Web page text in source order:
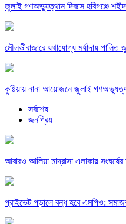
জুলাই গণঅভ্যুত্থান দিবসে হবিগঞ্জে
মৌলভীবাজারে যথাযোগ্য মর্যাদায়
কুষ্টিয়ায় নানা আয়োজনে জুলাই
সর্বশেষ
জনপ্রিয়
আবারও আলিয়া মাদ্রাসা এলাকায়
প্রাইভেট পড়ালে বন্ধ হবে এমপিও: